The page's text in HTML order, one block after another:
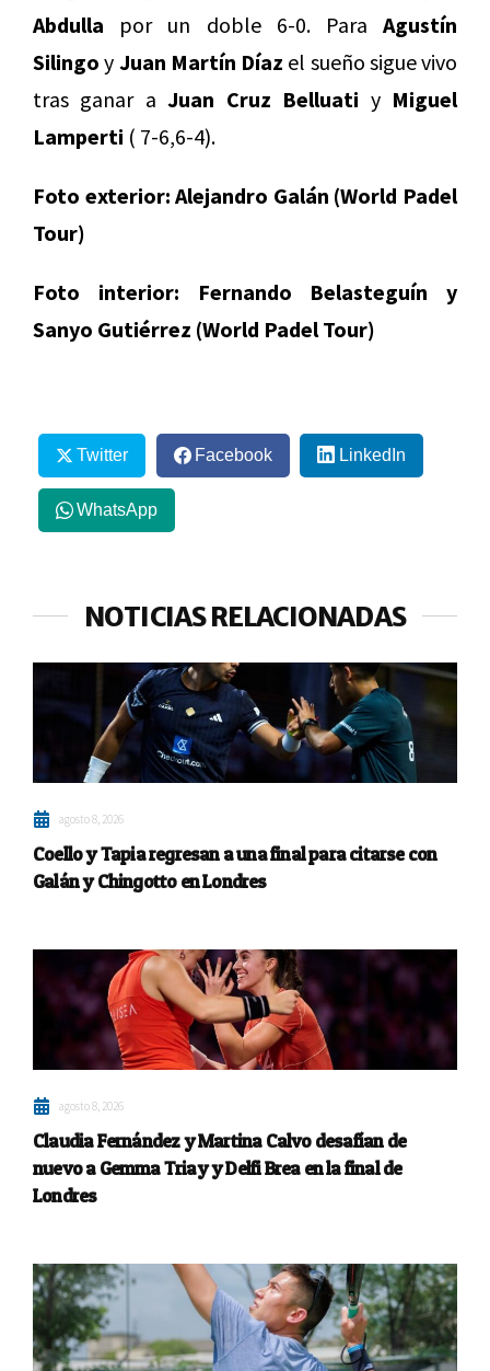
Abdulla por un doble 6-0. Para Agustín
Silingo y Juan Martín Díaz el sueño sigue vivo
tras ganar aJuan Cruz Belluati y Miguel
Lamperti ( 7-6,6-4).
Foto exterior: Alejandro Galán (World Padel
Tour)
Foto interior: Fernando Belasteguín y
Sanyo Gutiérrez (World Padel Tour)
Twitter Facebook LinkedIn
WhatsApp
NOTICIAS RELACIONADAS
agosto 8, 2026
Coello y Tapia regresan a una final para citarse con
Galán y Chingotto en Londres
agosto 8, 2026
Claudia Fernández y Martina Calvo desafían de
nuevo a Gemma Triay y Delfi Brea en la final de
Londres